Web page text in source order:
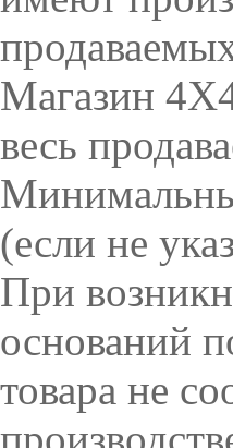
Магазин
весь
(если не
При
оснований
товара не